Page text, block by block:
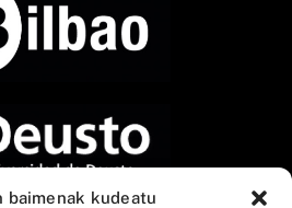
baimenak kudeatu